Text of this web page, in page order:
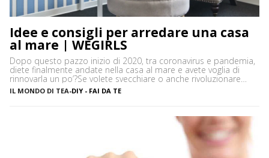
Idee e consigli per arredare una casa
al mare | WEGIRLS
Dopo questo pazzo inizio di 2020, tra coronavirus e pandemia,
diete finalmente andate nella casa al mare e avete voglia di
rinnovarla un po’?Se volete svecchiare o anche rivoluzionare
casa vostra – così come arredare dall’inizio le vostre stanze –
ma non sapete bene che stile di arredamento dargli, niente
IL MONDO DI TEA-DIY - FAI DA TE